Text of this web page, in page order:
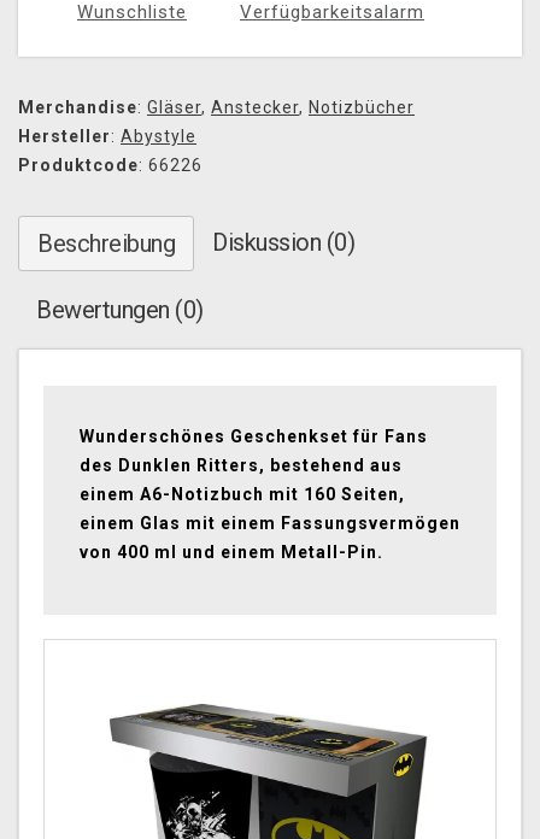
Wunschliste Verfügbarkeitsalarm
Merchandise: Gläser, Anstecker, Notizbücher
Hersteller: Abystyle
Produktcode: 66226
Beschreibung Diskussion (0)
Bewertungen (0)
Wunderschönes Geschenkset für Fans
des Dunklen Ritters, bestehend aus
einem A6-Notizbuch mit 160 Seiten,
einem Glas mit einem Fassungsvermögen
von 400 ml und einem Metall-Pin.